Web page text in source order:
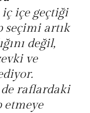
içe geçtiği
seçimi artık
değil,
ve
raflardaki
etmeye